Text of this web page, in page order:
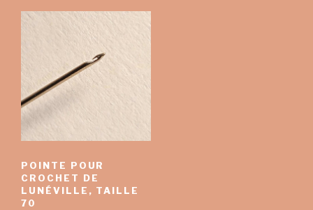
POINTE POUR
CROCHET DE
LUNÉVILLE, TAILLE
70